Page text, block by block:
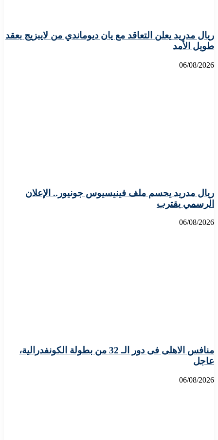
ريال مدريد يعلن التعاقد مع يان ديوماندي من لايبزيج بعقد
طويل الأمد
06/08/2026
ريال مدريد يحسم ملف فينيسيوس جونيور.. الإعلان
الرسمي يقترب
06/08/2026
منافس الاهلى فى دور الـ 32 من بطولة الكونفدرالية،
عاجل
06/08/2026